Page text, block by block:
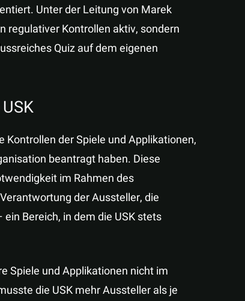
Unter der Leitung von Marek
regulativer Kontrollen aktiv, sondern
Quiz auf dem eigenen
der Spiele und Applikationen,
beantragt haben. Diese
im Rahmen des
der Aussteller, die
Bereich, in dem die USK stets
Spiele und Applikationen nicht im
die USK mehr Aussteller als je